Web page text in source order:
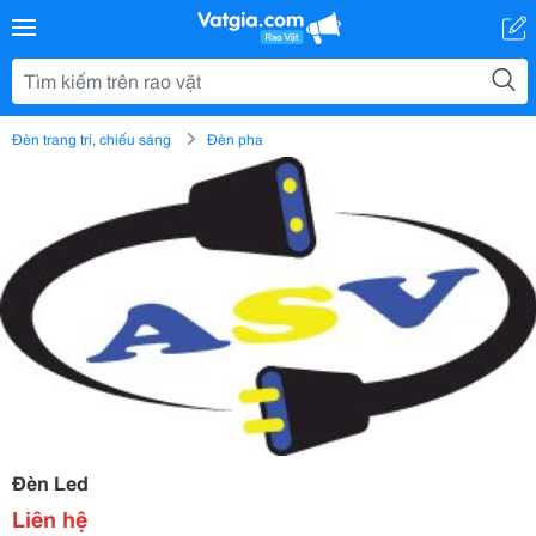
Đèn trang trí, chiếu sáng Đèn pha
Đèn Led
Liên hệ